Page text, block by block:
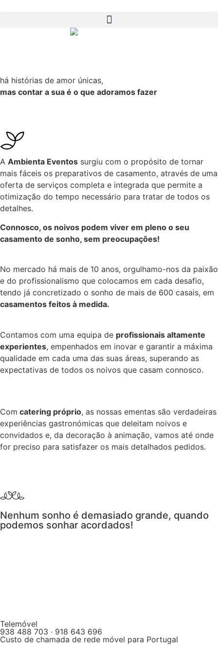
há histórias de amor únicas,
mas contar a sua é o que adoramos fazer
A Ambienta Eventos surgiu com o propósito de tornar
mais fáceis os preparativos de casamento, através de uma
oferta de serviços completa e integrada que permite a
otimização do tempo necessário para tratar de todos os
detalhes.
Connosco, os noivos podem viver em pleno o seu
casamento de sonho, sem preocupações!
No mercado há mais de 10 anos, orgulhamo-nos da paixão
e do profissionalismo que colocamos em cada desafio,
tendo já concretizado o sonho de mais de 600 casais, em
casamentos feitos à medida.
Contamos com uma equipa de profissionais altamente
experientes, empenhados em inovar e garantir a máxima
qualidade em cada uma das suas áreas, superando as
expectativas de todos os noivos que casam connosco.
Com catering próprio, as nossas ementas são verdadeiras
experiências gastronómicas que deleitam noivos e
convidados e, da decoração à animação, vamos até onde
for preciso para satisfazer os mais detalhados pedidos.
Nenhum sonho é demasiado grande, quando
podemos sonhar acordados!
Telemóvel
938 488 703 ‧ 918 643 696
Custo de chamada de rede móvel para Portugal